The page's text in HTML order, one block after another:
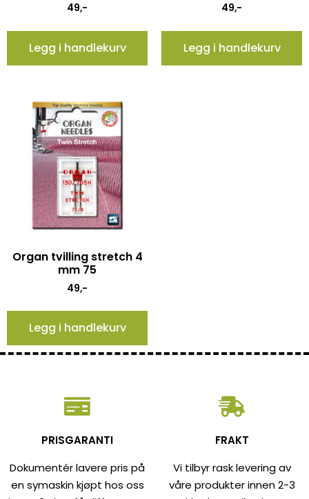
49,-
Legg i handlekurv
49,-
Legg i handlekurv
Organ tvilling stretch 4
mm 75
49,-
Legg i handlekurv
PRISGARANTI
Dokumentér lavere pris på
en symaskin kjøpt hos oss
FRAKT
Vi tilbyr rask levering av
våre produkter innen 2-3